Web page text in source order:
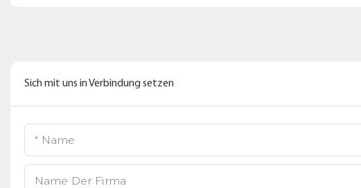
Sich mit uns in Verbindung setzen
Name
Name Der Firma